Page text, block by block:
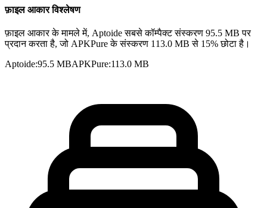
फ़ाइल आकार विश्लेषण
फ़ाइल आकार के मामले में, Aptoide सबसे कॉम्पैक्ट संस्करण 95.5 MB पर
प्रदान करता है, जो APKPure के संस्करण 113.0 MB से 15% छोटा है।
Aptoide:95.5 MBAPKPure:113.0 MB